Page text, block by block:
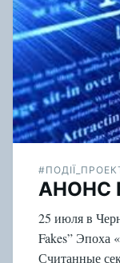
АНОНС
25 июля в
Fakes” Эпоха
Считанные